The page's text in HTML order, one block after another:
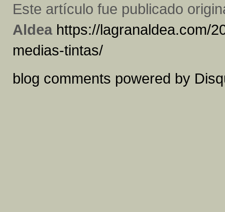
Este artículo fue publicado
Aldea https://lagranaldea.com/
medias-tintas/
blog comments powered by